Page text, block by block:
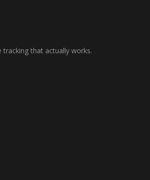
tracking that actually works.